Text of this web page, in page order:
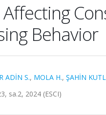
Behavior
ADİN S., MOLA H., ŞAHİN
sa.2, 2024 (ESCI)